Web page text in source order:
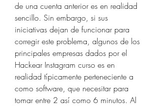
de una cuenta anterior es en realidad
sencillo. Sin embargo, si sus
iniciativas dejan de funcionar para
corregir este problema, algunos de los
principales empresas dados por el
Hackear Instagram curso es en
realidad típicamente perteneciente a
como software, que necesitar para
tomar entre 2 así como 6 minutos. Al